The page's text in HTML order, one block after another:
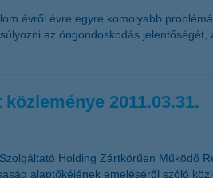
évről évre egyre komolyabb
az öngondoskodás
2011.03.31.
Holding Zártkörűen Működő
alaptőkéjének emeléséről szóló